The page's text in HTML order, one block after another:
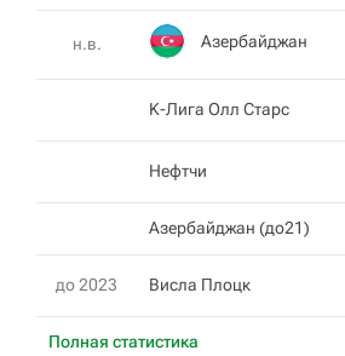
Полная статистика
н.в. Азербайджан
K-Лига Олл Старс
Нефтчи
Азербайджан (до21)
до 2023 Висла Плоцк